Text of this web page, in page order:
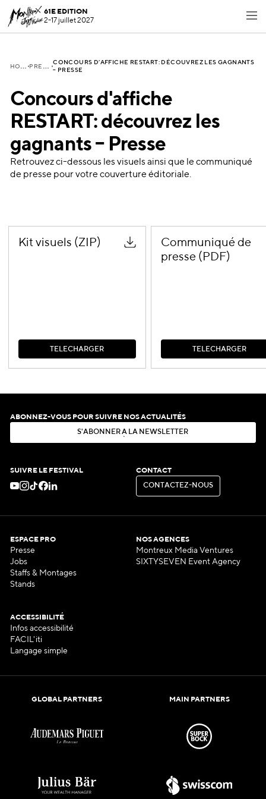
61E EDITION
2-17 juillet 2027
H
OME P
RESSE
CONCOURS D’AFFICHE RESTART: DÉCOUVREZ LES GAGNANTS
– PRESSE
Concours d'affiche
RESTART: découvrez les
gagnants – Presse
Retrouvez ci-dessous les visuels ainsi que le communiqué
de presse pour votre couverture éditoriale.
Kit visuels (ZIP)
ÉLÉCHARG ER
TÉLÉCHARGER
Communiqué de
presse (PDF)
ÉLÉCHARG ER
TÉLÉCHARGER
ABONNEZ-VOUS POUR SUIVRE NOS ACTUALITÉS
S'ABON N ER À LA N EWSLE ER
SUIVRE LE FESTIVAL CONTACT
CON ACT EZ-N OUS
CONTACTEZ-NOUS
ESPACE PRO
Presse
Jobs
Staffs & Montages
Stands
NOS AGENCES
Montreux Media Ventures
SIXTYSEVEN Event Agency
ACCESSIBILITÉ
Infos accessibilité
FACIL'iti
Langage simple
GLOBAL PARTNERS MAIN PARTNERS